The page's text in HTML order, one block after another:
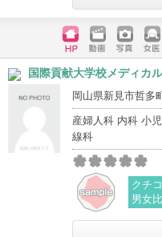
ホームペ
ージ
動画 写真 女医
国際貢献大学校メディカ
岡山県新見市哲多
産婦人科 内科 小
線科
クチ
男女比